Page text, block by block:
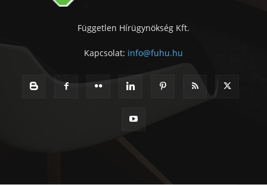
Független Hírügynökség Kft.
Kapcsolat: info@fuhu.hu